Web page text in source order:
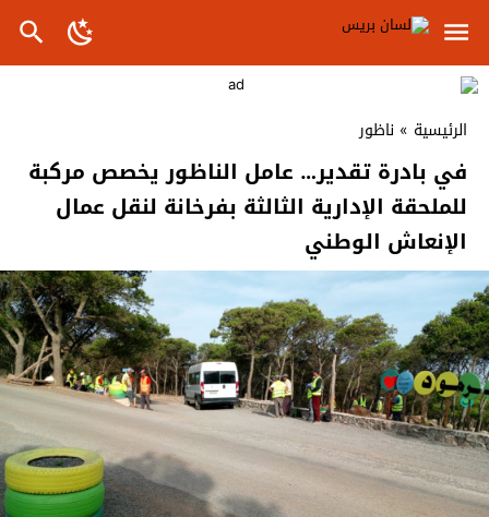
الرئيسية » ناظور
في بادرة تقدير… عامل الناظور يخصص مركبة
للملحقة الإدارية الثالثة بفرخانة لنقل عمال
الإنعاش الوطني